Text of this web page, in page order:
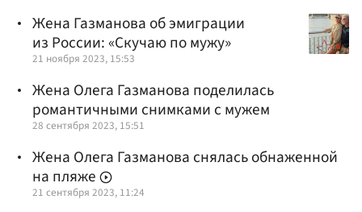
Жена Газманова об эмиграции
из России: «Скучаю по мужу»
21 ноября 2023, 15:53
Жена Олега Газманова поделилась
романтичными снимками с мужем
28 сентября 2023, 15:51
Жена Олега Газманова снялась обнаженной
на пляже
21 сентября 2023, 11:24